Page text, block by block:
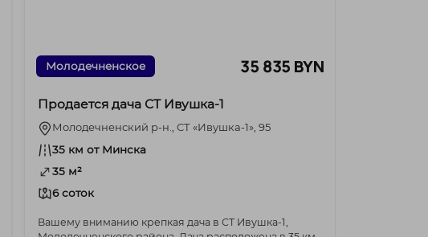
Молодечненское 35 835 BYN
Продается дача СТ Ивушка-1
Молодечненский р-н., СТ «Ивушка-1», 95
35 км от Минска
35 м²
6 соток
Вашему вниманию крепкая дача в СТ Ивушка-1,